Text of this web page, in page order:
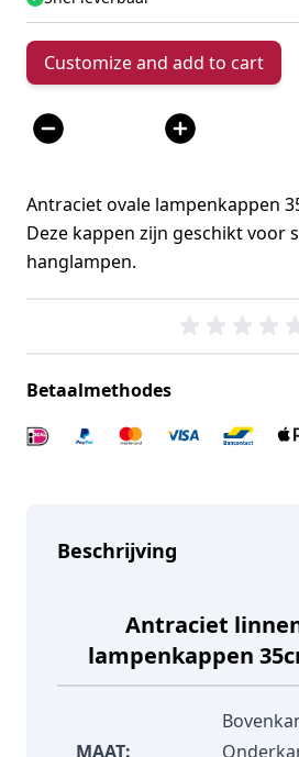
Customize and add to cart
Aantal
Antraciet ovale lampenkappen
Deze kappen zijn geschikt voor
hanglampen.
Betaalmethodes
Beschrijving
Antraciet
lampenkappen
MAAT: